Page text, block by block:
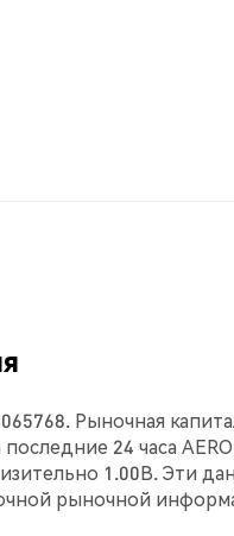
Рыночная
24 часа
1.00B. Эти
рыночной